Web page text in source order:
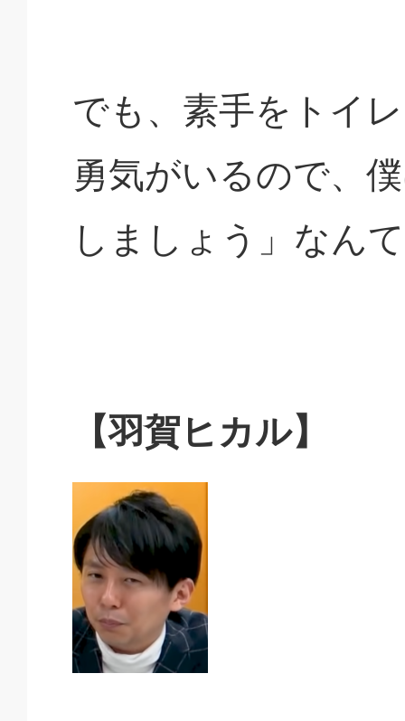
でも、素手をトイ
勇気がいるので、
しましょう」なん
【羽賀ヒカル】